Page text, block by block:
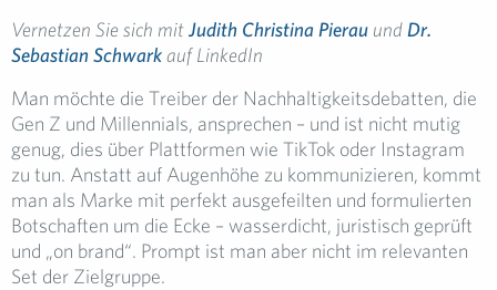
Vernetzen Sie sich mitJudith Christina Pierau undDr.
Sebastian Schwarkauf LinkedIn
Man möchte die Treiber der Nachhaltigkeitsdebatten, die
Gen Z und Millennials, ansprechen – und ist nicht mutig
genug, dies über Plattformen wie TikTok oder Instagram
zu tun. Anstatt auf Augenhöhe zu kommunizieren, kommt
man als Marke mit perfekt ausgefeilten und formulierten
Botschaften um die Ecke – wasserdicht, juristisch geprüft
und „on brand“. Prompt ist man aber nicht im relevanten
Set der Zielgruppe.